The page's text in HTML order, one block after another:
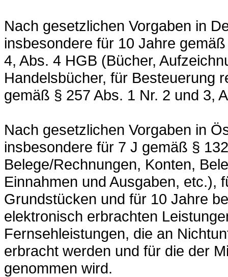
Nach gesetzlichen Vorgaben in
insbesondere für 10 Jahre
4, Abs. 4 HGB (Bücher,
Handelsbücher, für Besteuerung
gemäß § 257 Abs. 1 Nr. 2 und 3,
Nach gesetzlichen Vorgaben in
insbesondere für 7 J gemäß §
Belege/Rechnungen, Konten,
Einnahmen und Ausgaben, etc.),
Grundstücken und für 10 Jahre
elektronisch erbrachten
Fernsehleistungen, die an
erbracht werden und für die der
genommen wird.